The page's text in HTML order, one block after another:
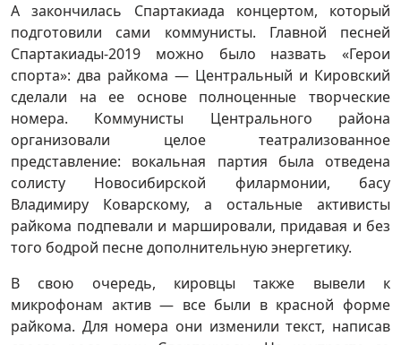
А закончилась Спартакиада концертом, который
подготовили сами коммунисты. Главной песней
Спартакиады-2019 можно было назвать «Герои
спорта»: два райкома — Центральный и Кировский
сделали на ее основе полноценные творческие
номера. Коммунисты Центрального района
организовали целое театрализованное
представление: вокальная партия была отведена
солисту Новосибирской филармонии, басу
Владимиру Коварскому, а остальные активисты
райкома подпевали и маршировали, придавая и без
того бодрой песне дополнительную энергетику.
В свою очередь, кировцы также вывели к
микрофонам актив — все были в красной форме
райкома. Для номера они изменили текст, написав